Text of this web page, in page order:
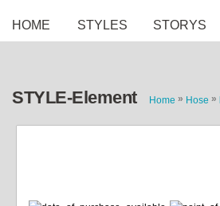
HOME STYLES STORYS
STYLE-Element Home » Hose »